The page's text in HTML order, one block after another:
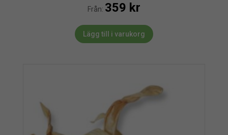
Från: 359 kr
Lägg till i varukorg